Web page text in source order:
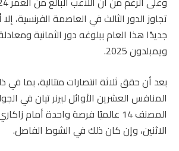
تجاوز الدور الثالث في العاصمة الفرنسية،
جديدًا هذا العام ببلوغه دور الثمانية
ويمبلدون 2025.
بعد أن حقق ثلاثة انتصارات متتالية، بما في
المنافس العشرين الأوائل ليرنر تيان في
المصنف 14 عالميًا فرصة واحدة أمام
الاثنين، وإن كان ذلك في الشوط الفاصل.